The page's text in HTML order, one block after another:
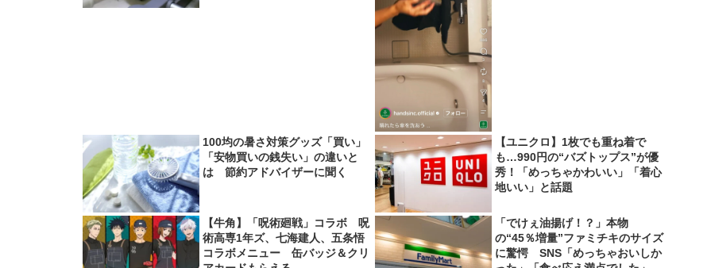
100均の暑さ対策グッズ「買い」
「安物買いの銭失い」の違いと
は 節約アドバイザーに聞く
【ユニクロ】1枚でも重ね着で
も…990円の“バズトップス”が優
秀！「めっちゃかわいい」「着心
地いい」と話題
【牛角】「呪術廻戦」コラボ 呪
術高専1年ズ、七海建人、五条悟
コラボメニュー 缶バッジ＆クリ
「でけぇ油揚げ！？」本物
の“45％増量”ファミチキのサイズ
に驚愕 SNS「めっちゃおいしか